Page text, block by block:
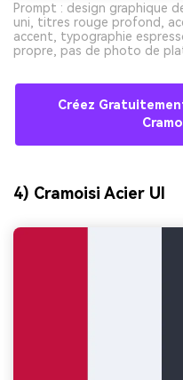
Prompt : design graphique
uni, titres rouge profond,
accent, typographie
propre, pas de photo de
Créez
4) Cramoisi Acier UI